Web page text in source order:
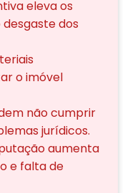
eleva os
dos
o imóvel
não cumprir
jurídicos.
aumenta
e falta de